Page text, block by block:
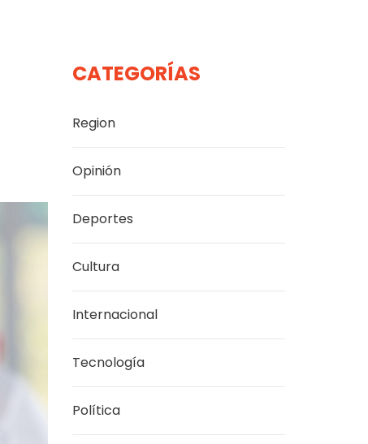
CATEGORÍAS
Region
Opinión
Deportes
Cultura
Internacional
Tecnología
Política